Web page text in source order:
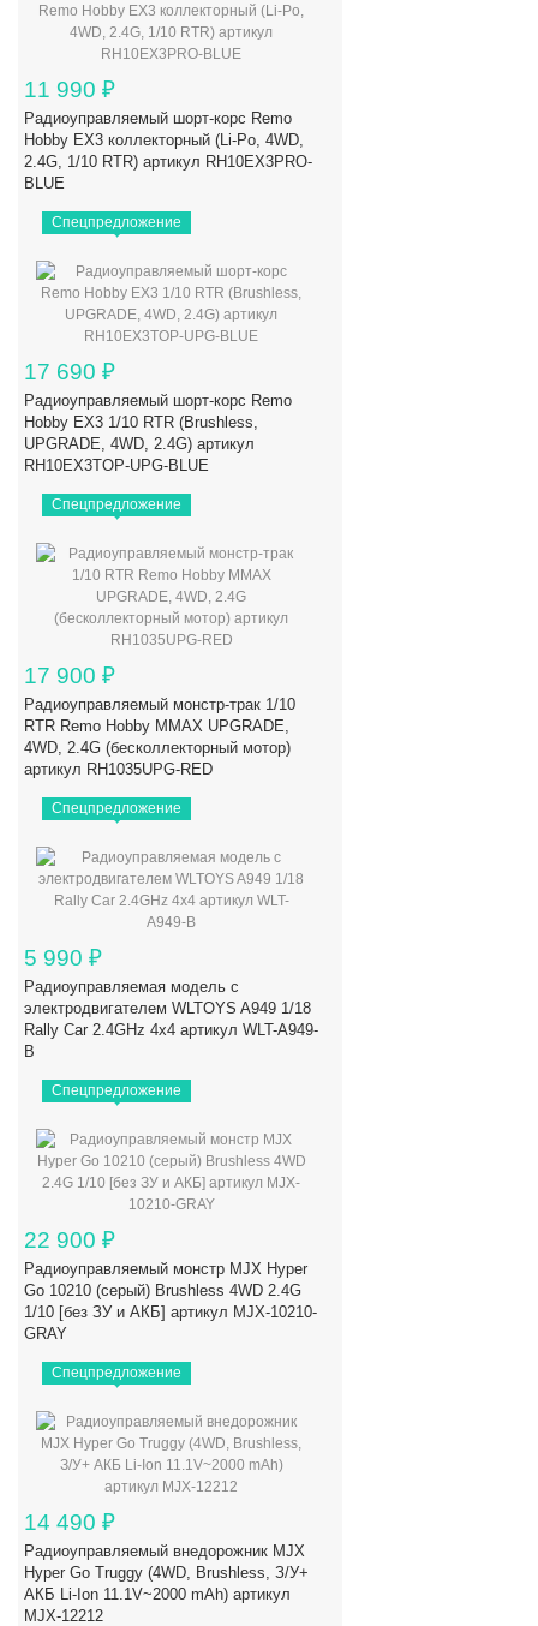
11 990 ₽
Радиоуправляемый шорт-корс Remo
Hobby EX3 коллекторный (Li-Po, 4WD,
2.4G, 1/10 RTR) артикул RH10EX3PRO-
BLUE
Спецпредложение
17 690 ₽
Радиоуправляемый шорт-корс Remo
Hobby EX3 1/10 RTR (Brushless,
UPGRADE, 4WD, 2.4G) артикул
RH10EX3TOP-UPG-BLUE
Спецпредложение
17 900 ₽
Радиоуправляемый монстр-трак 1/10
RTR Remo Hobby MMAX UPGRADE,
4WD, 2.4G (бесколлекторный мотор)
артикул RH1035UPG-RED
Спецпредложение
5 990 ₽
Радиоуправляемая модель с
электродвигателем WLTOYS A949 1/18
Rally Car 2.4GHz 4x4 артикул WLT-A949-
B
Спецпредложение
22 900 ₽
Радиоуправляемый монстр MJX Hyper
Go 10210 (серый) Brushless 4WD 2.4G
1/10 [без ЗУ и АКБ] артикул MJX-10210-
GRAY
Спецпредложение
14 490 ₽
Радиоуправляемый внедорожник MJX
Hyper Go Truggy (4WD, Brushless, З/У+
АКБ Li-Ion 11.1V~2000 mAh) артикул
MJX-12212